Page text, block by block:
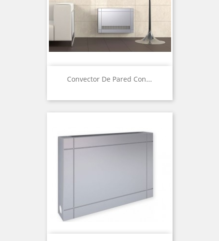
Convector De Pared Con...